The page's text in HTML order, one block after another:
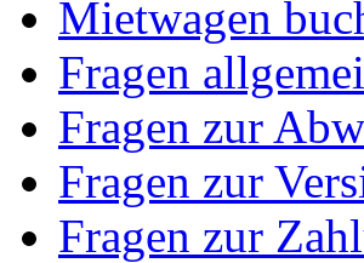
Mietwagen
Fragen
Fragen zur
Fragen zur
Fragen zur